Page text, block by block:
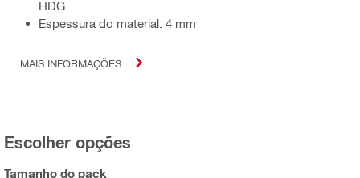
HDG
Espessura do material: 4 mm
MAIS INFORMAÇÕES
Escolher opções
Tamanho do pack